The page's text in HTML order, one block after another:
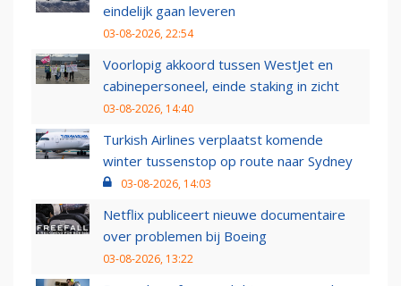
eindelijk gaan leveren
03-08-2026, 22:54
Voorlopig akkoord tussen WestJet en
cabinepersoneel, einde staking in zicht
03-08-2026, 14:40
Turkish Airlines verplaatst komende
winter tussenstop op route naar Sydney
03-08-2026, 14:03
Netflix publiceert nieuwe documentaire
over problemen bij Boeing
03-08-2026, 13:22